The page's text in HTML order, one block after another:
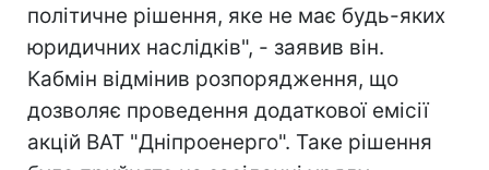
політичне рішення, яке не має будь-яких
юридичних наслідків", - заявив він.
Кабмін відмінив розпорядження, що
дозволяє проведення додаткової емісії
акцій ВАТ "Дніпроенерго". Таке рішення